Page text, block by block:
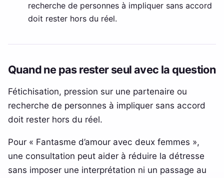
recherche de personnes à impliquer sans accord
doit rester hors du réel.
Quand ne pas rester seul avec la question
Fétichisation, pression sur une partenaire ou
recherche de personnes à impliquer sans accord
doit rester hors du réel.
Pour « Fantasme d’amour avec deux femmes »,
une consultation peut aider à réduire la détresse
sans imposer une interprétation ni un passage au